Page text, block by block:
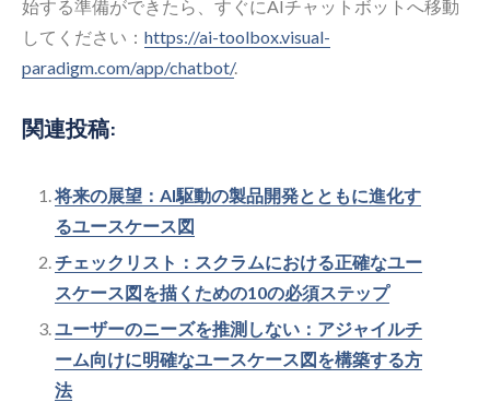
始する準備ができたら、すぐにAIチャットボットへ移動
してください： https://ai-toolbox.visual-
paradigm.com/app/chatbot/.
関連投稿:
将来の展望：AI駆動の製品開発とともに進化す
るユースケース図
チェックリスト：スクラムにおける正確なユー
スケース図を描くための10の必須ステップ
ユーザーのニーズを推測しない：アジャイルチ
ーム向けに明確なユースケース図を構築する方
法